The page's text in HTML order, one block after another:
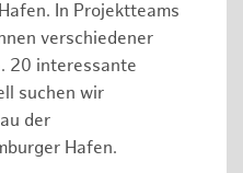
In Projektteams
verschiedener
20 interessante
suchen wir
der
Hafen.